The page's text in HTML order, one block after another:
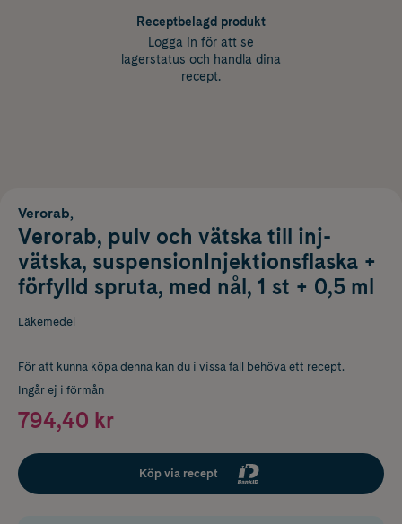
Receptbelagd produkt
Logga in för att se
lagerstatus och handla dina
recept.
Verorab,
Verorab, pulv och vätska till inj-
vätska, suspensionInjektionsflaska +
förfylld spruta, med nål, 1 st + 0,5 ml
Läkemedel
För att kunna köpa denna kan du i vissa fall behöva ett recept.
Ingår ej i förmån
794,40 kr
Köp via recept